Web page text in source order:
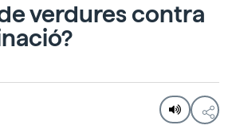
verdures contra